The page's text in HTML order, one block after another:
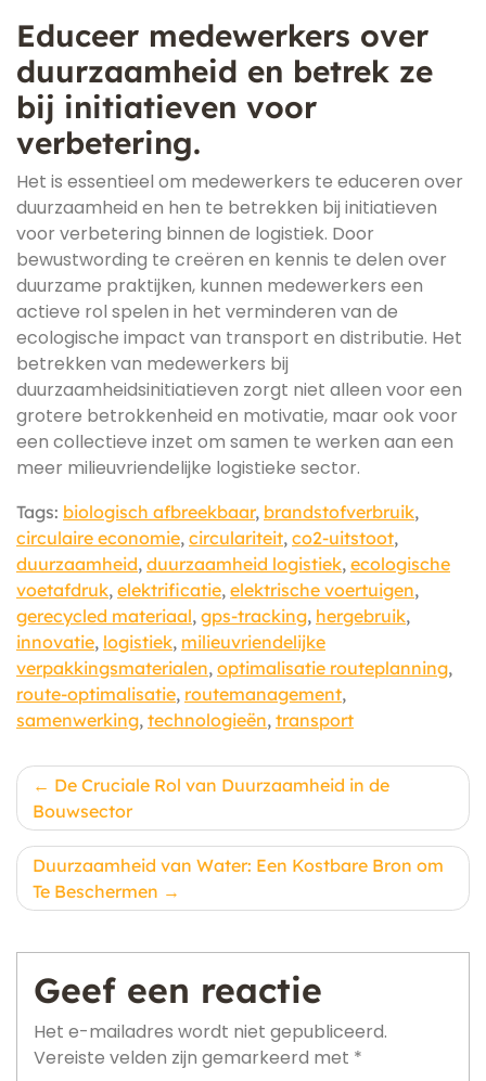
Educeer medewerkers over
duurzaamheid en betrek ze
bij initiatieven voor
verbetering.
Het is essentieel om medewerkers te educeren over
duurzaamheid en hen te betrekken bij initiatieven
voor verbetering binnen de logistiek. Door
bewustwording te creëren en kennis te delen over
duurzame praktijken, kunnen medewerkers een
actieve rol spelen in het verminderen van de
ecologische impact van transport en distributie. Het
betrekken van medewerkers bij
duurzaamheidsinitiatieven zorgt niet alleen voor een
grotere betrokkenheid en motivatie, maar ook voor
een collectieve inzet om samen te werken aan een
meer milieuvriendelijke logistieke sector.
Tags: biologisch afbreekbaar, brandstofverbruik,
circulaire economie, circulariteit, co2-uitstoot,
duurzaamheid, duurzaamheid logistiek, ecologische
voetafdruk, elektrificatie, elektrische voertuigen,
gerecycled materiaal, gps-tracking, hergebruik,
innovatie, logistiek, milieuvriendelijke
verpakkingsmaterialen, optimalisatie routeplanning,
route-optimalisatie, routemanagement,
samenwerking, technologieën, transport
Berichtnavigatie
De Cruciale Rol van Duurzaamheid in de
Bouwsector
Duurzaamheid van Water: Een Kostbare Bron om
Te Beschermen
Geef een reactie
Het e-mailadres wordt niet gepubliceerd.
Vereiste velden zijn gemarkeerd met *